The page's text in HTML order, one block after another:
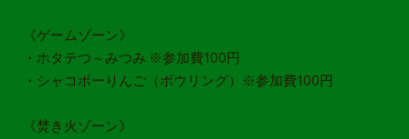
《ゲームゾーン》
・ホタテつ～みつみ ※参加費100円
・シャコボーりんご（ボウリング）※参加費100円
​《焚き火ゾーン》